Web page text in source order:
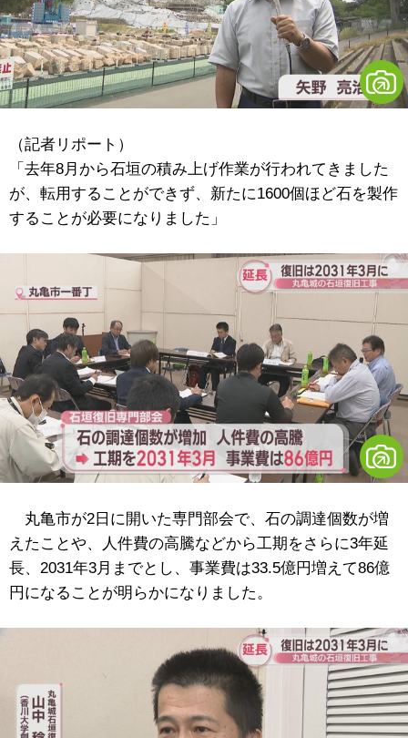
（記者リポート）
「去年8月から石垣の積み上げ作業が行われてきました
が、転用することができず、新たに1600個ほど石を製作
することが必要になりました」
丸亀市が2日に開いた専門部会で、石の調達個数が増
えたことや、人件費の高騰などから工期をさらに3年延
長、2031年3月までとし、事業費は33.5億円増えて86億
円になることが明らかになりました。